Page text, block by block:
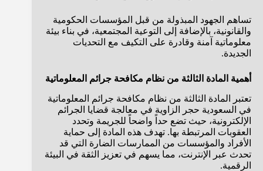
تساهم الجهود المبذولة من قبل المؤسسات الحكومية
والقانونية، بالإضافة إلى التوعية المجتمعية، في بناء بيئة
معلوماتية آمنة وقادرة على التكيف مع التحديات
الجديدة.
أهمية المادة الثالثة من نظام مكافحة جرائم المعلوماتية
تعتبر المادة الثالثة من نظام مكافحة جرائم المعلوماتية
في السعودية حجر الزاوية في معالجة قضايا الجرائم
الإلكترونية، حيث تضع حداً واضحاً للجريمة وتحدد
العقوبات المرتبطة بها. تهدف هذه المادة إلى حماية
الأفراد والمؤسسات من الممارسات الضارة التي قد
تحدث عبر الإنترنت، مما يسهم في تعزيز الثقة في البيئة
الرقمية.